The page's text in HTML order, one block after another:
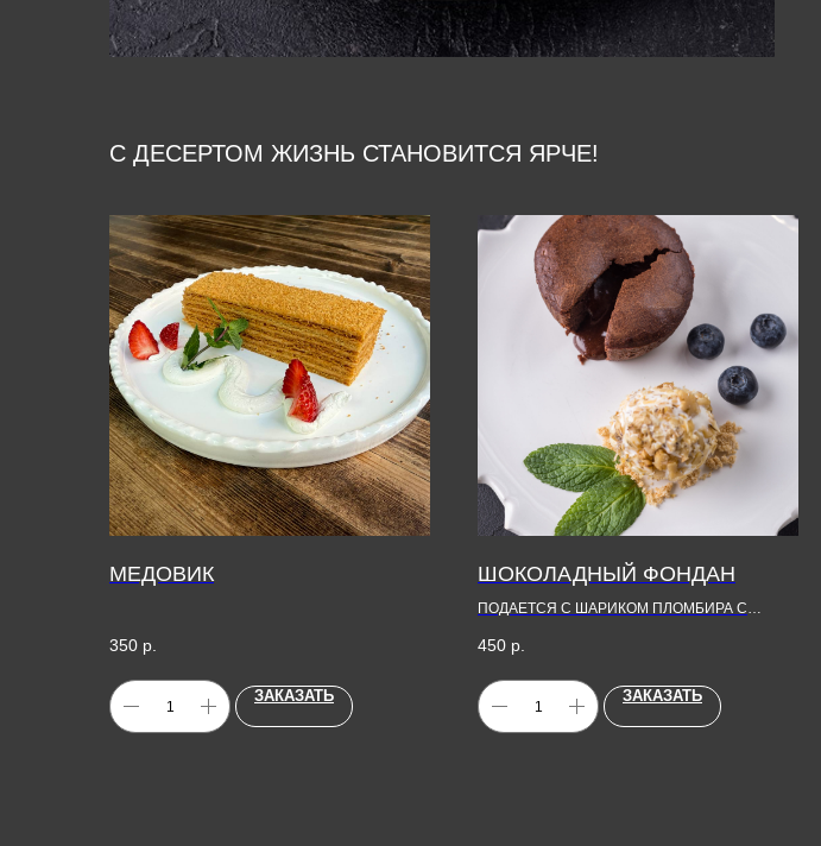
С ДЕСЕРТОМ ЖИЗНЬ СТАНОВИТСЯ ЯРЧЕ!
МЕДОВИК
350 р.
ЗАКАЗАТЬ
ШОКОЛАДНЫЙ ФОНДАН
ПОДАЕТСЯ С ШАРИКОМ ПЛОМБИРА С
450 р.
ЗАКАЗАТЬ